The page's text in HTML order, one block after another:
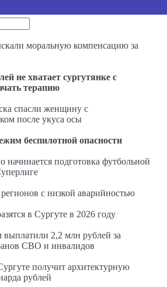
моральную компенсацию за
не хватает сургутянке с
терапию
спасли женщину с
после укуса осы
беспилотной опасности
начинается подготовка футбольной
с низкой аварийностью
в Сургуте в 2026 году
2,2 млн рублей за
СВО и инвалидов
получит архитектурную
рублей